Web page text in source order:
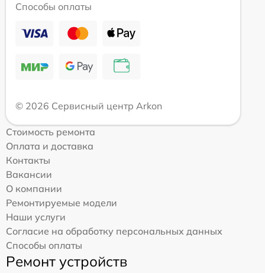
Способы оплаты
© 2026 Сервисный центр Arkon
Стоимость ремонта
Оплата и доставка
Контакты
Вакансии
О компании
Ремонтируемые модели
Наши услуги
Согласие на обработку персональных данных
Способы оплаты
Ремонт устройств